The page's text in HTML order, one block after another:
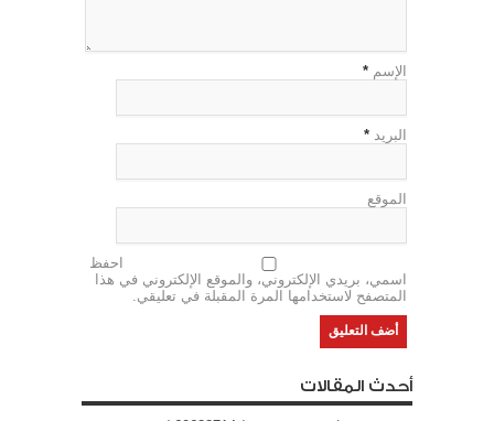
الإسم *
البريد *
الموقع
احفظ
اسمي، بريدي الإلكتروني، والموقع الإلكتروني في هذا
المتصفح لاستخدامها المرة المقبلة في تعليقي.
أحدث المقالات